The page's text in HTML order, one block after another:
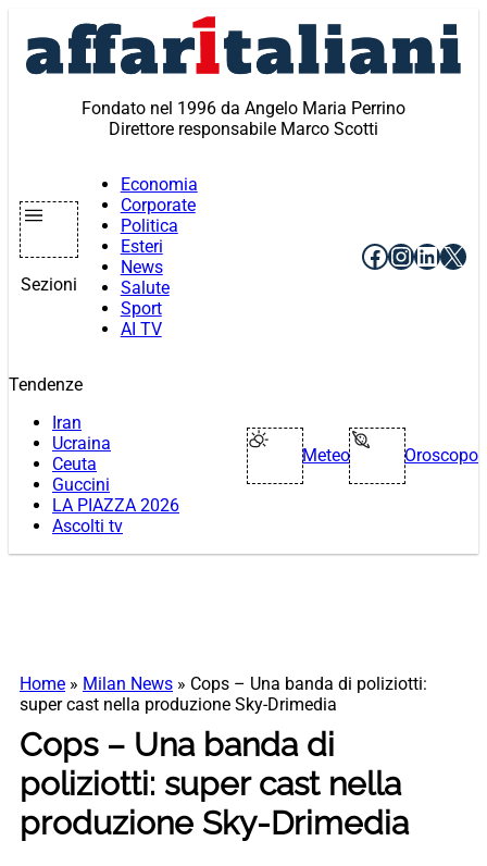
contenuto
Fondato nel 1996 da Angelo Maria Perrino
Direttore responsabile Marco Scotti
Sezioni
Economia
Corporate
Politica
Esteri
News
Salute
Sport
AI TV
Facebook
X
Tendenze
Iran
Ucraina
Ceuta
Guccini
LA PIAZZA 2026
Ascolti tv
Meteo Oroscopo
Home » Milan News » Cops – Una banda di poliziotti:
super cast nella produzione Sky-Drimedia
Cops – Una banda di
poliziotti: super cast nella
produzione Sky-Drimedia